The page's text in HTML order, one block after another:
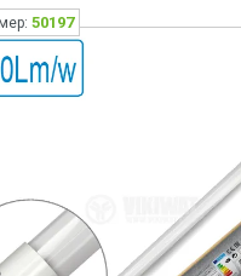
50197